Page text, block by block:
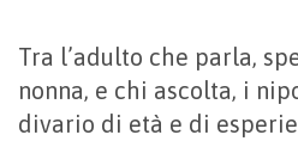
Tra l’adulto che parla,
nonna, e chi ascolta, i
divario di età e di